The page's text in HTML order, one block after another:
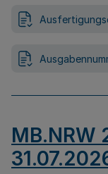
MB.NRW